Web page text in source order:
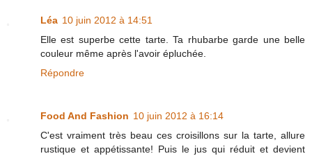
Léa 10 juin 2012 à 14:51
Elle est superbe cette tarte. Ta rhubarbe garde une belle
couleur même après l'avoir épluchée.
Répondre
Food And Fashion 10 juin 2012 à 16:14
C'est vraiment très beau ces croisillons sur la tarte, allure
rustique et appétissante! Puis le jus qui réduit et devient